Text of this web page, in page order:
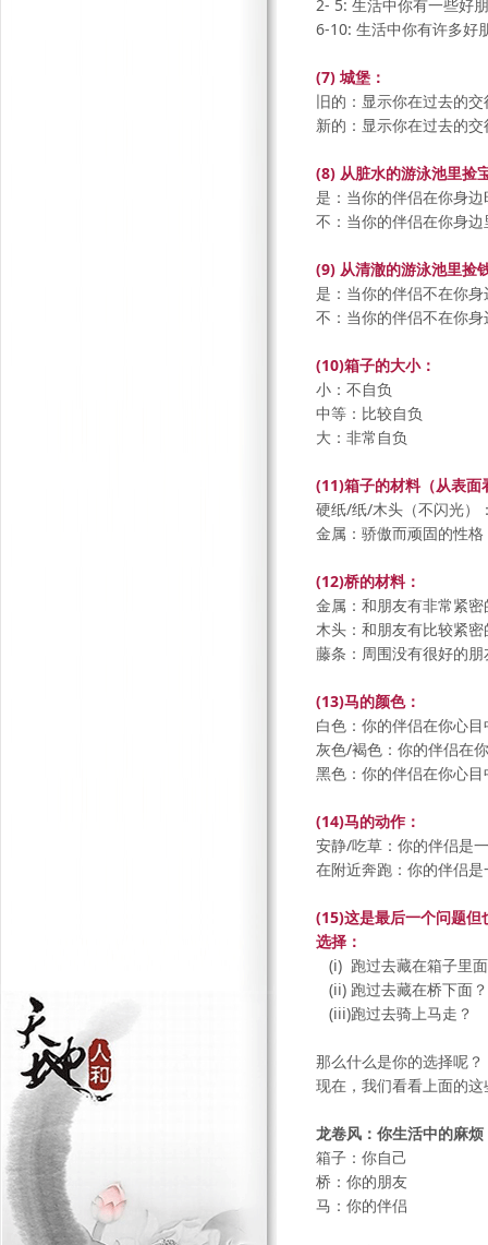
2- 5: 生活中你有一些好
6-10: 生活中你有许多好
(7) 城堡：
旧的：显示你在过去的
新的：显示你在过去的
(8) 从脏水的游泳池里捡
是：当你的伴侣在你身
不：当你的伴侣在你身
(9) 从清澈的游泳池里捡
是：当你的伴侣不在你
不：当你的伴侣不在你
(10)箱子的大小：
小：不自负
中等：比较自负
大：非常自负
(11)箱子的材料（从表面
硬纸/纸/木头（不闪光）
金属：骄傲而顽固的性格
(12)桥的材料：
金属：和朋友有非常紧密
木头：和朋友有比较紧密
藤条：周围没有很好的朋
(13)马的颜色：
白色：你的伴侣在你心
灰色/褐色：你的伴侣在
黑色：你的伴侣在你心
(14)马的动作：
安静/吃草：你的伴侣是
在附近奔跑：你的伴侣
(15)这是最后一个问题但
选择：
(i) 跑过去藏在箱子里
(ii) 跑过去藏在桥下面？
(iii)跑过去骑上马走？
那么什么是你的选择呢？
现在，我们看看上面的
龙卷风：你生活中的麻烦
箱子：你自己
桥：你的朋友
马：你的伴侣